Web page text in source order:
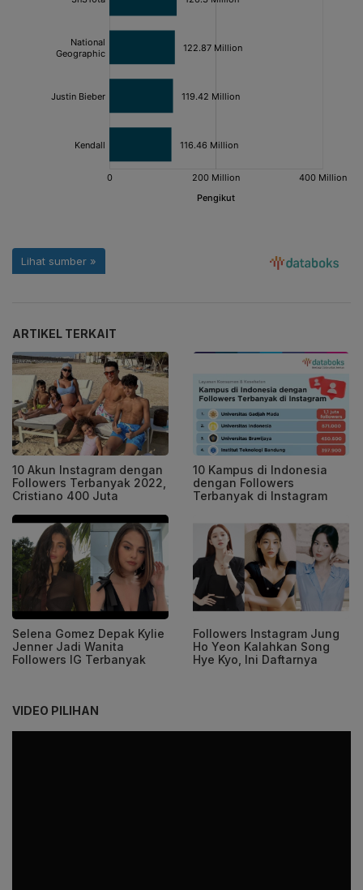
ARTIKEL TERKAIT
10 Akun Instagram dengan
Followers Terbanyak 2022,
Cristiano 400 Juta
10 Kampus di Indonesia
dengan Followers
Terbanyak di Instagram
Selena Gomez Depak Kylie
Jenner Jadi Wanita
Followers IG Terbanyak
Followers Instagram Jung
Ho Yeon Kalahkan Song
Hye Kyo, Ini Daftarnya
VIDEO PILIHAN